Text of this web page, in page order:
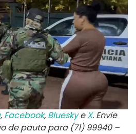
, Facebook, BlueskyeX. Envie
de pauta para (71) 99940 –